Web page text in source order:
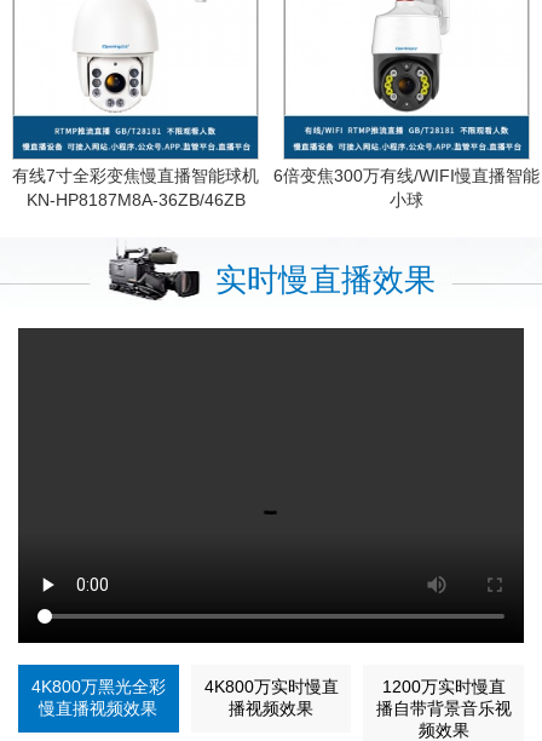
有线7寸全彩变焦慢直播智能球机
KN-HP8187M8A-36ZB/46ZB
6倍变焦300万有线/WIFI慢直播智能
小球
实时慢直播效果
4K800万黑光全彩
慢直播视频效果
4K800万实时慢直
播视频效果
1200万实时慢直
播自带背景音乐视
频效果